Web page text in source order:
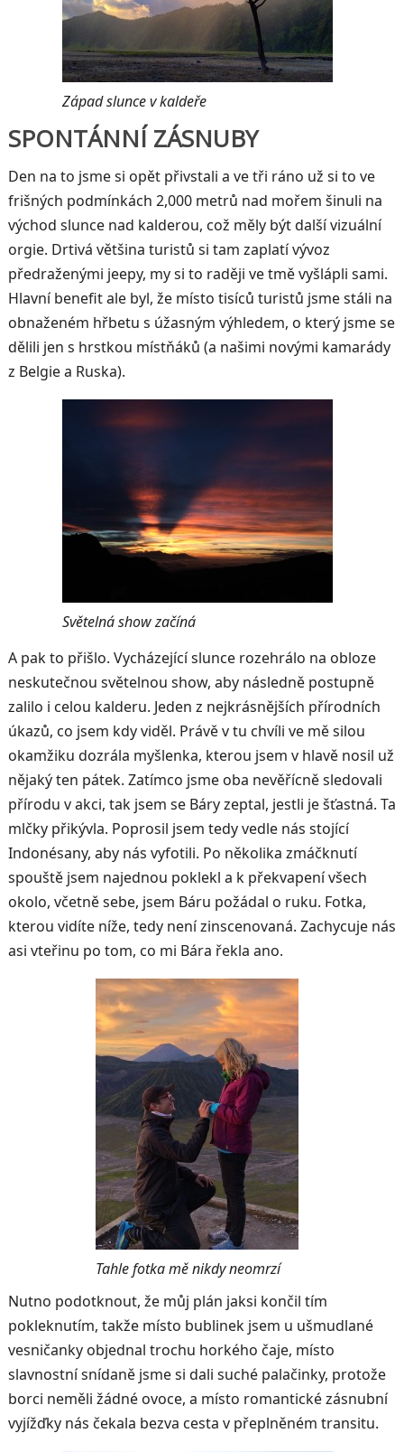
Západ slunce v kaldeře
SPONTÁNNÍ ZÁSNUBY
Den na to jsme si opět přivstali a ve tři ráno už si to ve
frišných podmínkách 2,000 metrů nad mořem šinuli na
východ slunce nad kalderou, což měly být další vizuální
orgie. Drtivá většina turistů si tam zaplatí vývoz
předraženými jeepy, my si to raději ve tmě vyšlápli sami.
Hlavní benefit ale byl, že místo tisíců turistů jsme stáli na
obnaženém hřbetu s úžasným výhledem, o který jsme se
dělili jen s hrstkou místňáků (a našimi novými kamarády
z Belgie a Ruska).
Světelná show začíná
A pak to přišlo. Vycházející slunce rozehrálo na obloze
neskutečnou světelnou show, aby následně postupně
zalilo i celou kalderu. Jeden z nejkrásnějších přírodních
úkazů, co jsem kdy viděl. Právě v tu chvíli ve mě silou
okamžiku dozrála myšlenka, kterou jsem v hlavě nosil už
nějaký ten pátek. Zatímco jsme oba nevěřícně sledovali
přírodu v akci, tak jsem se Báry zeptal, jestli je šťastná. Ta
mlčky přikývla. Poprosil jsem tedy vedle nás stojící
Indonésany, aby nás vyfotili. Po několika zmáčknutí
spouště jsem najednou poklekl a k překvapení všech
okolo, včetně sebe, jsem Báru požádal o ruku. Fotka,
kterou vidíte níže, tedy není zinscenovaná. Zachycuje nás
asi vteřinu po tom, co mi Bára řekla ano.
Tahle fotka mě nikdy neomrzí
Nutno podotknout, že můj plán jaksi končil tím
pokleknutím, takže místo bublinek jsem u ušmudlané
vesničanky objednal trochu horkého čaje, místo
slavnostní snídaně jsme si dali suché palačinky, protože
borci neměli žádné ovoce, a místo romantické zásnubní
vyjížďky nás čekala bezva cesta v přeplněném transitu.